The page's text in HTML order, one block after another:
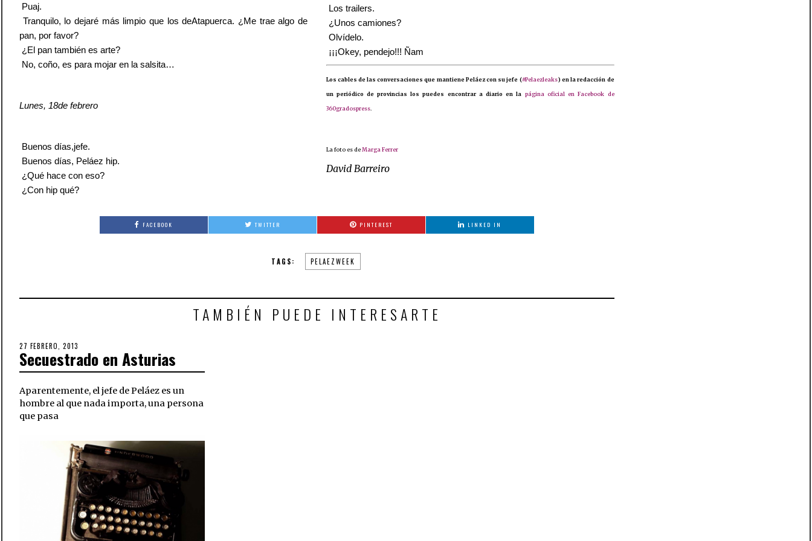
 Puaj.
 Tranquilo, lo dejaré más limpio que los deAtapuerca. ¿Me trae algo de
pan, por favor?
 ¿El pan también es arte?
 No, coño, es para mojar en la salsita…
Lunes, 18de febrero
 Buenos días,jefe.
 Buenos días, Peláez hip.
 ¿Qué hace con eso?
 ¿Con hip qué?
 Los trailers.
 ¿Unos camiones?
 Olvídelo.
 ¡¡¡Okey, pendejo!!! Ñam
Los cables de las conversaciones que mantiene Peláez con su jefe (#Pelaezleaks) en la redacción de
un periódico de provincias los puedes encontrar a diario en la página oficial en Facebook de
360gradospress.
La foto es deMarga Ferrer
David Barreiro
FACEBOOK TWITTER PINTEREST LINKED IN
TAGS: PELAEZWEEK
TAMBIÉN PUEDE INTERESARTE
POSTED
ON
27 FEBRERO, 2013
Secuestrado en Asturias
Aparentemente, el jefe de Peláez es un
hombre al que nada importa, una persona
que pasa